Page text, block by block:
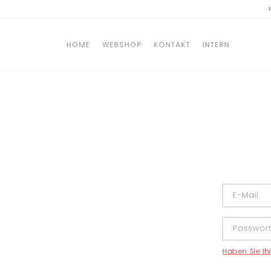
HOME WEBSHOP KONTAKT INTERN
E-Mail
Passwort
Haben Sie